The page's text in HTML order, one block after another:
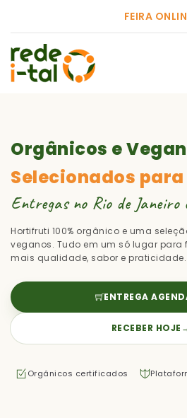
FEIRA
Orgânicos e
Selecionados
Entregas no Rio de
Hortifruti 100% orgânico e uma
veganos. Tudo em um só lugar
mais qualidade, sabor e praticidade.
ENTREGA
RECEBER HOJE
Orgânicos certificados